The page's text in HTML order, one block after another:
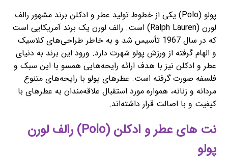
پولو (Polo) یکی از خطوط تولید عطر و ادکلن برند مشهور رالف
لورن (Ralph Lauren) است. رالف لورن یک برند آمریکایی است
که در سال 1967 تأسیس شد و به خاطر طراحی‌های کلاسیک
و الهام گرفته از ورزش پولو شهرت دارد. ورود این برند به دنیای
عطر و ادکلن نیز با هدف ارائه رایحه‌هایی همسو با این سبک و
فلسفه صورت گرفته است. عطرهای پولو با رایحه‌های متنوع
مردانه و زنانه، همواره مورد استقبال علاقه‌مندان به عطرهای با
کیفیت و با اصالت قرار داشته‌اند.
نت های عطر و ادکلن (Polo) رالف لورن
پولو